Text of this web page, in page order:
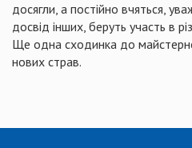
досягли, а постійно вчяться,
досвід інших, беруть участь в
Ще одна сходинка до
нових страв.